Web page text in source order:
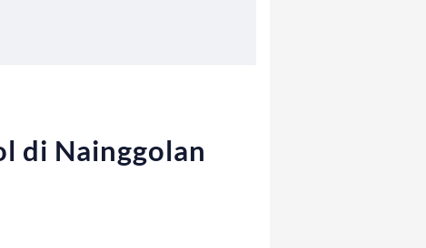
di Nainggolan